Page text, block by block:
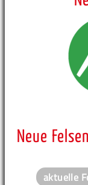
Neue Felsen
aktuelle